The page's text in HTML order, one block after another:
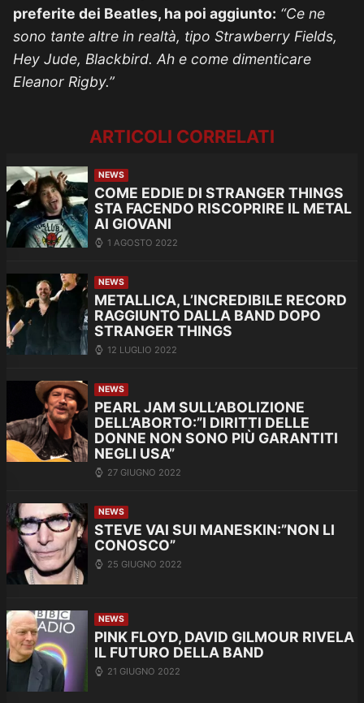
preferite dei Beatles, ha poi aggiunto: “Ce ne
sono tante altre in realtà, tipo Strawberry Fields,
Hey Jude, Blackbird. Ah e come dimenticare
Eleanor Rigby.”
ARTICOLI CORRELATI
NEWS
COME EDDIE DI STRANGER THINGS
STA FACENDO RISCOPRIRE IL METAL
AI GIOVANI
1 AGOSTO 2022
NEWS
METALLICA, L’INCREDIBILE RECORD
RAGGIUNTO DALLA BAND DOPO
STRANGER THINGS
12 LUGLIO 2022
NEWS
PEARL JAM SULL’ABOLIZIONE
DELL’ABORTO:”I DIRITTI DELLE
DONNE NON SONO PIÙ GARANTITI
NEGLI USA”
27 GIUGNO 2022
NEWS
STEVE VAI SUI MANESKIN:”NON LI
CONOSCO”
25 GIUGNO 2022
NEWS
PINK FLOYD, DAVID GILMOUR RIVELA
IL FUTURO DELLA BAND
21 GIUGNO 2022